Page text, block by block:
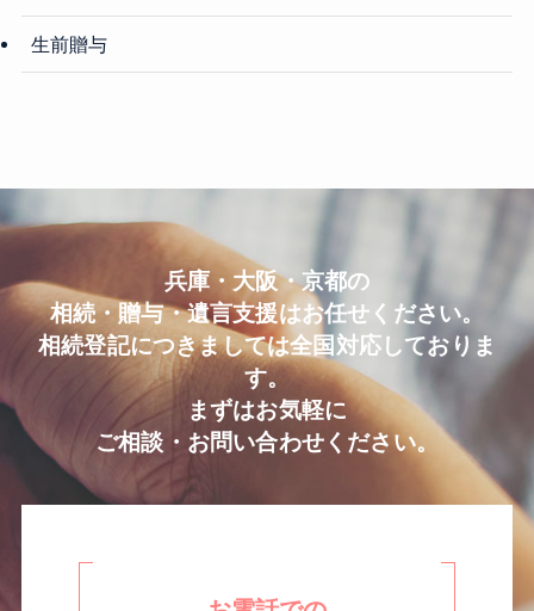
生前贈与
兵庫・大阪・京都の
相続・贈与・遺言支援はお任せください。
相続登記につきましては全国対応しておりま
す。
まずはお気軽に
ご相談・お問い合わせください。